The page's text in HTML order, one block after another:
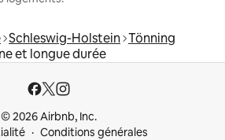
Schleswig-Holstein Tönning
et longue durée
© 2026 Airbnb, Inc.
Conditions générales